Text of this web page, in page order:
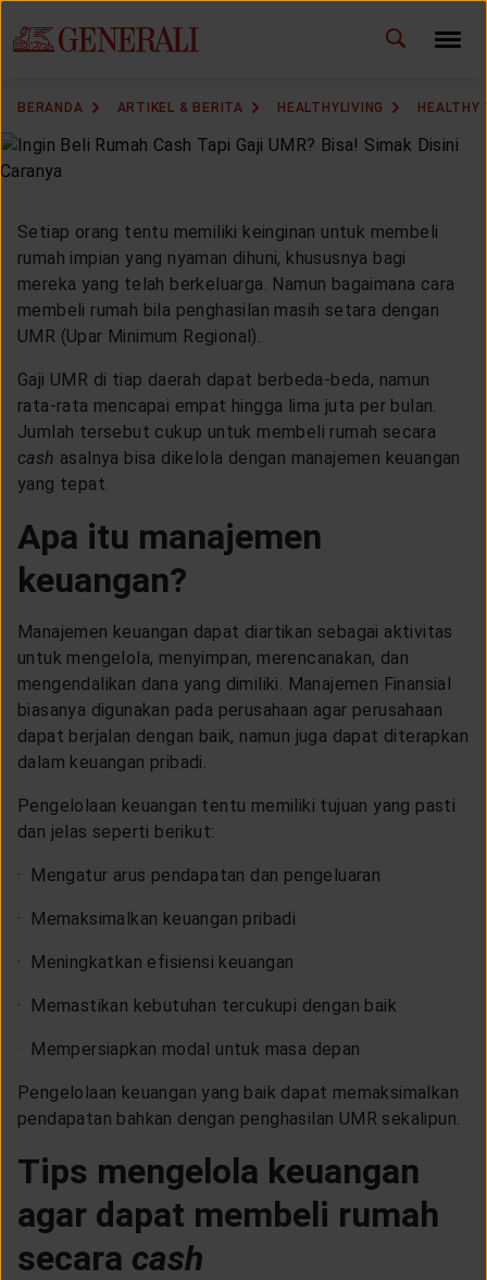
BERANDA ARTIKEL & BERITA HEALTHYLIVING HEALTHY
Setiap orang tentu memiliki keinginan untuk membeli
rumah impian yang nyaman dihuni, khususnya bagi
mereka yang telah berkeluarga. Namun bagaimana cara
membeli rumah bila penghasilan masih setara dengan
UMR (Upar Minimum Regional).
Gaji UMR di tiap daerah dapat berbeda-beda, namun
rata-rata mencapai empat hingga lima juta per bulan.
Jumlah tersebut cukup untuk membeli rumah secara
cash asalnya bisa dikelola dengan manajemen keuangan
yang tepat.
Apa itu manajemen
keuangan?
Manajemen keuangan dapat diartikan sebagai aktivitas
untuk mengelola, menyimpan, merencanakan, dan
mengendalikan dana yang dimiliki. Manajemen Finansial
biasanya digunakan pada perusahaan agar perusahaan
dapat berjalan dengan baik, namun juga dapat diterapkan
dalam keuangan pribadi.
Pengelolaan keuangan tentu memiliki tujuan yang pasti
dan jelas seperti berikut:
· Mengatur arus pendapatan dan pengeluaran
· Memaksimalkan keuangan pribadi
· Meningkatkan efisiensi keuangan
· Memastikan kebutuhan tercukupi dengan baik
· Mempersiapkan modal untuk masa depan
Pengelolaan keuangan yang baik dapat memaksimalkan
pendapatan bahkan dengan penghasilan UMR sekalipun.
Tips mengelola keuangan
agar dapat membeli rumah
secara cash
GANTI BAHASA ID EN
KANTOR PEMASARAN
TEMUKAN AGEN
SOLUSI KAMI
LAYANAN NASABAH
ARTIKEL DAN BERITA
TENTANG GENERALI
ACARA